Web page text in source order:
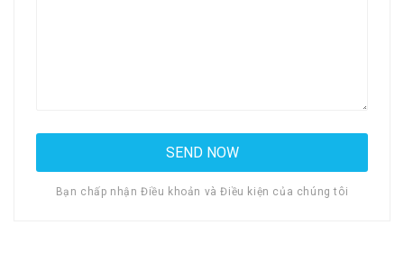
Bạn chấp nhận Điều khoản và Điều kiện của chúng tôi